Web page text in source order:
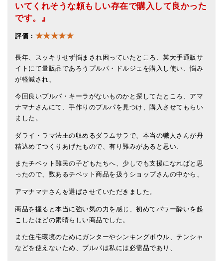
いてくれそうな頼もしい存在で購入して良かった
です。』
評価： ★★★★★
長年、スッキリせず悩まされ困っていたところ、某大手通販サ
イトにて量販品であろうプルパ・ドルジェを購入し使い、悩み
が軽減され、
今回良いプルパ・キーラがないものかと探してたところ、アマ
ナマナさんにて、手作りのプルパを見つけ、購入させてもらい
ました。
ダライ・ラマ法王の収めるダラムサラで、本当の職人さんが丹
精込めてつくりあげたもので、有り難みがあると思い、
またチベット難民の子どもたちへ、少しでも支援になればと思
ったので、数あるチベット商品を扱うショップさんの中から、
アマナマナさんを選ばさせていただきました。
商品を握ると本当に強い気の力を感じ、初めてパワー酔いを起
こしたほどの素晴らしい商品でした。
また住宅環境のためにガンターやシンキングボウル、テンシャ
などを使えないため、プルパは私には必需品であり、